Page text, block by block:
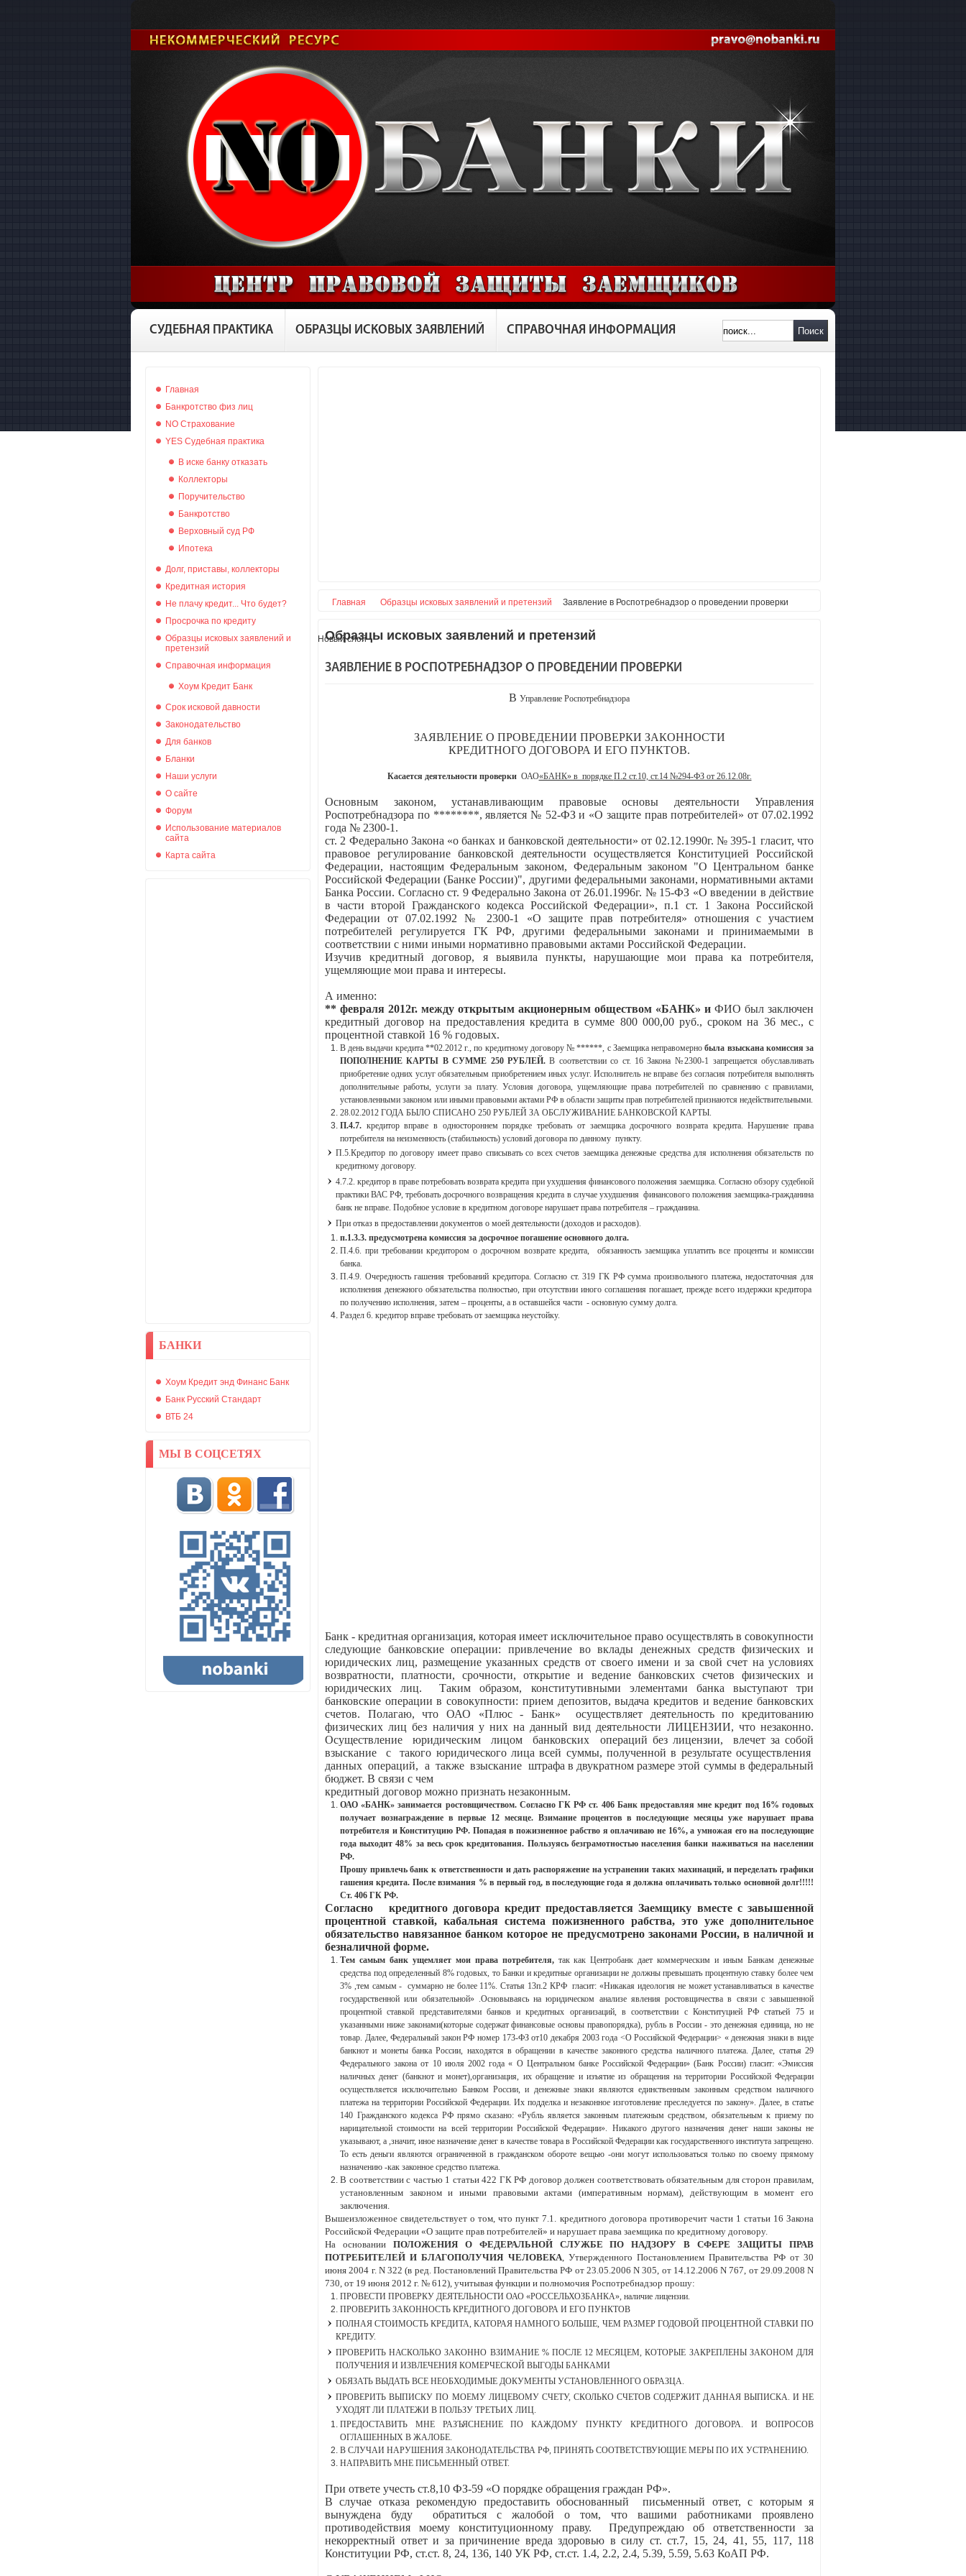
СУДЕБНАЯ ПРАКТИКА ОБРАЗЦЫ ИСКОВЫХ ЗАЯВЛЕНИЙ СПРАВОЧНАЯ ИНФОРМАЦИЯ Поиск
Главная
Банкротство физ лиц
NO Страхование
YES Судебная практика
В иске банку отказать
Коллекторы
Поручительство
Банкротство
Верховный суд РФ
Ипотека
Долг, приставы, коллекторы
Кредитная история
Не плачу кредит... Что будет?
Просрочка по кредиту
Образцы исковых заявлений и
претензий
Справочная информация
Хоум Кредит Банк
Срок исковой давности
Законодательство
Для банков
Бланки
Наши услуги
О сайте
Форум
Использование материалов
сайта
Карта сайта
БАНКИ
Хоум Кредит энд Финанс Банк
Банк Русский Стандарт
ВТБ 24
МЫ В СОЦСЕТЯХ
Главная Образцы исковых заявлений и претензий Заявление в Роспотребнадзор о проведении проверки
Образцы исковых заявлений и претензий
ЗАЯВЛЕНИЕ В РОСПОТРЕБНАДЗОР О ПРОВЕДЕНИИ ПРОВЕРКИ
Новый слой
В Управление Роспотребнадзора
ЗАЯВЛЕНИЕ О ПРОВЕДЕНИИ ПРОВЕРКИ ЗАКОННОСТИ
КРЕДИТНОГО ДОГОВОРА И ЕГО ПУНКТОВ.
Касается деятельности проверки ОАО«БАНК» в порядке П.2 ст.10, ст.14 №294-ФЗ от 26.12.08г.
Основным законом, устанавливающим правовые основы деятельности Управления
Роспотребнадзора по ********, является № 52-ФЗ и «О защите прав потребителей» от 07.02.1992
года № 2300-1.
ст. 2 Федерально Закона «о банках и банковской деятельности» от 02.12.1990г. № 395-1 гласит, что
правовое регулирование банковской деятельности осуществляется Конституцией Российской
Федерации, настоящим Федеральным законом, Федеральным законом "О Центральном банке
Российской Федерации (Банке России)", другими федеральными законами, нормативными актами
Банка России. Согласно ст. 9 Федерально Закона от 26.01.1996г. № 15-ФЗ «О введении в действие
в части второй Гражданского кодекса Российской Федерации», п.1 ст. 1 Закона Российской
Федерации от 07.02.1992 № 2300-1 «О защите прав потребителя» отношения с участием
потребителей регулируется ГК РФ, другими федеральными законами и принимаемыми в
соответствии с ними иными нормативно правовыми актами Российской Федерации.
Изучив кредитный договор, я выявила пункты, нарушающие мои права ка потребителя,
ущемляющие мои права и интересы.
А именно:
** февраля 2012г. между открытым акционерным обществом «БАНК» и ФИО был заключен
кредитный договор на предоставления кредита в сумме 800 000,00 руб., сроком на 36 мес., с
процентной ставкой 16 % годовых.
В день выдачи кредита **02.2012 г., по кредитному договору № ******, с Заемщика неправомернобыла взыскана комиссия за
ПОПОЛНЕНИЕ КАРТЫ В СУММЕ 250 РУБЛЕЙ. В соответствии со ст. 16 Закона №2300-1 запрещается обуславливать
приобретение одних услуг обязательным приобретением иных услуг. Исполнитель не вправе без согласия потребителя выполнять
дополнительные работы, услуги за плату. Условия договора, ущемляющие права потребителей по сравнению с правилами,
установленными законом или иными правовыми актами РФ в области защиты прав потребителей признаются недействительными.
28.02.2012 ГОДА БЫЛО СПИСАНО 250 РУБЛЕЙ ЗА ОБСЛУЖИВАНИЕ БАНКОВСКОЙ КАРТЫ.
П.4.7. кредитор вправе в одностороннем порядке требовать от заемщика досрочного возврата кредита. Нарушение права
потребителя на неизменность (стабильность) условий договора по данному пункту.
П.5.Кредитор по договору имеет право списывать со всех счетов заемщика денежные средства для исполнения обязательств по
кредитному договору.
4.7.2. кредитор в праве потребовать возврата кредита при ухудшения финансового положения заемщика. Согласно обзору судебной
практики ВАС РФ, требовать досрочного возвращения кредита в случае ухудшения финансового положения заемщика-гражданина
банк не вправе. Подобное условие в кредитном договоре нарушает права потребителя – гражданина.
При отказ в предоставлении документов о моей деятельности (доходов и расходов).
п.1.3.3. предусмотрена комиссия за досрочное погашение основного долга.
П.4.6. при требовании кредитором о досрочном возврате кредита, обязанность заемщика уплатить все проценты и комиссии
банка.
П.4.9. Очередность гашения требований кредитора. Согласно ст. 319 ГК РФ сумма произвольного платежа, недостаточная для
исполнения денежного обязательства полностью, при отсутствии иного соглашения погашает, прежде всего издержки кредитора
по получению исполнения, затем – проценты, а в оставшейся части - основную сумму долга.
Раздел 6. кредитор вправе требовать от заемщика неустойку.
Банк - кредитная организация, которая имеет исключительное право осуществлять в совокупности
следующие банковские операции: привлечение во вклады денежных средств физических и
юридических лиц, размещение указанных средств от своего имени и за свой счет на условиях
возвратности, платности, срочности, открытие и ведение банковских счетов физических и
юридических лиц. Таким образом, конститутивными элементами банка выступают три
банковские операции в совокупности: прием депозитов, выдача кредитов и ведение банковских
счетов. Полагаю, что ОАО «Плюс - Банк» осуществляет деятельность по кредитованию
физических лиц без наличия у них на данный вид деятельности ЛИЦЕНЗИИ, что незаконно.
Осуществление юридическим лицом банковских операций без лицензии, влечет за собой
взыскание с такого юридического лица всей суммы, полученной в результате осуществления
данных операций, а также взыскание штрафа в двукратном размере этой суммы в федеральный
бюджет. В связи с чем
кредитный договор можно признать незаконным.
ОАО «БАНК» занимается ростовщичеством. Согласно ГК РФ ст. 406 Банк предоставляя мне кредит под 16% годовых
получает вознаграждение в первые 12 месяце. Взимание процентов в последующие месяцы уже нарушает права
потребителя и Конституцию РФ. Попадая в пожизненное рабство я оплачиваю не 16%, а умножая его на последующие
года выходит 48% за весь срок кредитования. Пользуясь безграмотностью населения банки наживаться на населении
РФ.
Прошу привлечь банк к ответственности и дать распоряжение на устранении таких махинаций, и переделать графики
гашения кредита. После взимания % в первый год, в последующие года я должна оплачивать только основной долг!!!!!
Ст. 406 ГК РФ.
Согласно кредитного договора кредит предоставляется Заемщику вместе с завышенной
процентной ставкой, кабальная система пожизненного рабства, это уже дополнительное
обязательство навязанное банком которое не предусмотрено законами России, в наличной и
безналичной форме.
Тем самым банк ущемляет мои права потребителя, так как Центробанк дает коммерческим и иным Банкам денежные
средства под определенный 8% годовых, то Банки и кредитные организации не должны превышать процентную ставку более чем
3% ,тем самым - суммарно не более 11%. Статья 13п.2 КРФ гласит: «Никакая идеология не может устанавливаться в качестве
государственной или обязательной» .Основываясь на юридическом анализе явления ростовщичества в связи с завышенной
процентной ставкой представителями банков и кредитных организаций, в соответствии с Конституцией РФ статьей 75 и
указанными ниже законами(которые содержат финансовые основы правопорядка), рубль в России - это денежная единица, но не
товар. Далее, Федеральный закон РФ номер 173-ФЗ от10 декабря 2003 года <О Российской Федерации> « денежная знаки в виде
банкнот и монеты банка России, находятся в обращении в качестве законного средства наличного платежа. Далее, статья 29
Федерального закона от 10 июля 2002 года « О Центральном банке Российской Федерации» (Банк России) гласит: «Эмиссия
наличных денег (банкнот и монет),организация, их обращение и изъятие из обращения на территории Российской Федерации
осуществляется исключительно Банком России, и денежные знаки являются единственным законным средством наличного
платежа на территории Российской Федерации. Их подделка и незаконное изготовление преследуется по закону». Далее, в статье
140 Гражданского кодекса РФ прямо сказано: «Рубль является законным платежным средством, обязательным к приему по
нарицательной стоимости на всей территории Российской Федерации». Никакого другого назначения денег наши законы не
указывают, а ,значит, иное назначение денег в качестве товара в Российской Федерации как государственного института запрещено.
То есть деньги являются ограниченной в гражданском обороте вещью -они могут использоваться только по своему прямому
назначению -как законное средство платежа.
В соответствии с частью 1 статьи 422 ГК РФ договор должен соответствовать обязательным для сторон правилам,
установленным законом и иными правовыми актами (императивным нормам), действующим в момент его
заключения.
Вышеизложенное свидетельствует о том, что пункт 7.1. кредитного договора противоречит части 1 статьи 16 Закона
Российской Федерации «О защите прав потребителей» и нарушает права заемщика по кредитному договору.
На основании ПОЛОЖЕНИЯ О ФЕДЕРАЛЬНОЙ СЛУЖБЕ ПО НАДЗОРУ В СФЕРЕ ЗАЩИТЫ ПРАВ
ПОТРЕБИТЕЛЕЙ И БЛАГОПОЛУЧИЯ ЧЕЛОВЕКА, Утвержденного Постановлением Правительства РФ от 30
июня 2004 г. N 322 (в ред. Постановлений Правительства РФ от 23.05.2006 N 305, от 14.12.2006 N 767, от 29.09.2008 N
730, от 19 июня 2012 г. № 612), учитывая функции и полномочия Роспотребнадзор прошу:
ПРОВЕСТИ ПРОВЕРКУ ДЕЯТЕЛЬНОСТИ ОАО «РОССЕЛЬХОЗБАНКА», наличие лицензии.
ПРОВЕРИТЬ ЗАКОННОСТЬ КРЕДИТНОГО ДОГОВОРА И ЕГО ПУНКТОВ
ПОЛНАЯ СТОИМОСТЬ КРЕДИТА, КАТОРАЯ НАМНОГО БОЛЬШЕ, ЧЕМ РАЗМЕР ГОДОВОЙ ПРОЦЕНТНОЙ СТАВКИ ПО
КРЕДИТУ.
ПРОВЕРИТЬ НАСКОЛЬКО ЗАКОННО ВЗИМАНИЕ % ПОСЛЕ 12 МЕСЯЦЕМ, КОТОРЫЕ ЗАКРЕПЛЕНЫ ЗАКОНОМ ДЛЯ
ПОЛУЧЕНИЯ И ИЗВЛЕЧЕНИЯ КОМЕРЧЕСКОЙ ВЫГОДЫ БАНКАМИ
ОБЯЗАТЬ ВЫДАТЬ ВСЕ НЕОБХОДИМЫЕ ДОКУМЕНТЫ УСТАНОВЛЕННОГО ОБРАЗЦА.
ПРОВЕРИТЬ ВЫПИСКУ ПО МОЕМУ ЛИЦЕВОМУ СЧЕТУ, СКОЛЬКО СЧЕТОВ СОДЕРЖИТ ДАННАЯ ВЫПИСКА. И НЕ
УХОДЯТ ЛИ ПЛАТЕЖИ В ПОЛЬЗУ ТРЕТЬИХ ЛИЦ.
ПРЕДОСТАВИТЬ МНЕ РАЗЪЯСНЕНИЕ ПО КАЖДОМУ ПУНКТУ КРЕДИТНОГО ДОГОВОРА. И ВОПРОСОВ
ОГЛАШЕННЫХ В ЖАЛОБЕ.
В СЛУЧАИ НАРУШЕНИЯ ЗАКОНОДАТЕЛЬСТВА РФ, ПРИНЯТЬ СООТВЕТСТВУЮЩИЕ МЕРЫ ПО ИХ УСТРАНЕНИЮ.
НАПРАВИТЬ МНЕ ПИСЬМЕННЫЙ ОТВЕТ.
При ответе учесть ст.8,10 ФЗ-59 «О порядке обращения граждан РФ».
В случае отказа рекомендую предоставить обоснованный письменный ответ, с которым я
вынуждена буду обратиться с жалобой о том, что вашими работниками проявлено
противодействия моему конституционному праву. Предупреждаю об ответственности за
некорректный ответ и за причинение вреда здоровью в силу ст. ст.7, 15, 24, 41, 55, 117, 118
Конституции РФ, ст.ст. 8, 24, 136, 140 УК РФ, ст.ст. 1.4, 2.2, 2.4, 5.39, 5.59, 5.63 КоАП РФ.